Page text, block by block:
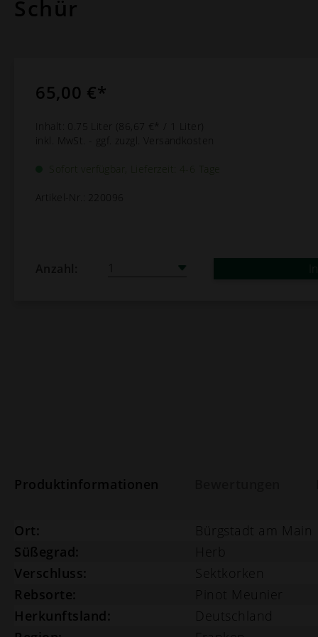
Schür
65,00 €*
Inhalt: 0.75 Liter
(86,67 €* / 1 Liter)
inkl. MwSt. - ggf. zuzgl. Versandkosten
Sofort verfügbar, Lieferzeit: 4-6 Tage
Artikel-Nr.: 220096
Produktinformationen
Ort:
Bürgstadt am Main
Süßegrad:
Herb
Verschluss:
Sektkorken
Rebsorte:
Pinot Meunier
Herkunftsland:
Deutschland